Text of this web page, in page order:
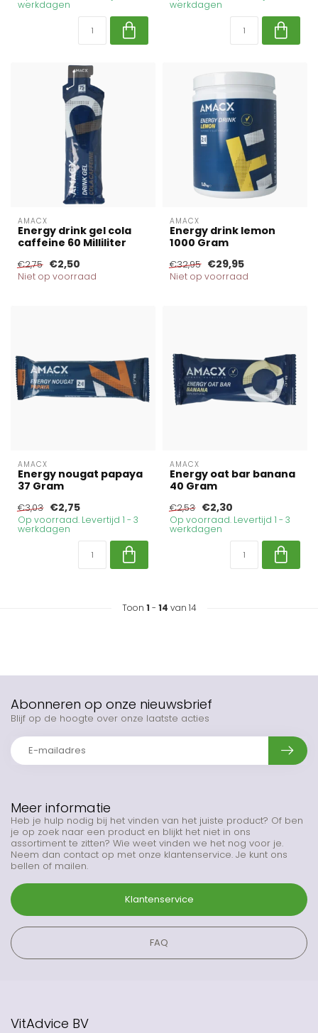
werkdagen werkdagen
AMACX
Energy drink gel cola
caffeine 60 Milliliter
€2,75 €2,50
Niet op voorraad
AMACX
Energy drink lemon
1000 Gram
€32,95 €29,95
Niet op voorraad
AMACX
Energy nougat papaya
37 Gram
€3,03 €2,75
Op voorraad. Levertijd 1 - 3
werkdagen
AMACX
Energy oat bar banana
40 Gram
€2,53 €2,30
Op voorraad. Levertijd 1 - 3
werkdagen
Toon 1 - 14 van 14
Meer informatie
Heb je hulp nodig bij het vinden van het juiste product? Of ben
je op zoek naar een product en blijkt het niet in ons
assortiment te zitten? Wie weet vinden we het nog voor je.
Neem dan contact op met onze klantenservice. Je kunt ons
bellen of mailen.
Klantenservice
FAQ
Abonneren op onze nieuwsbrief
Blijf op de hoogte over onze laatste acties
VitAdvice BV